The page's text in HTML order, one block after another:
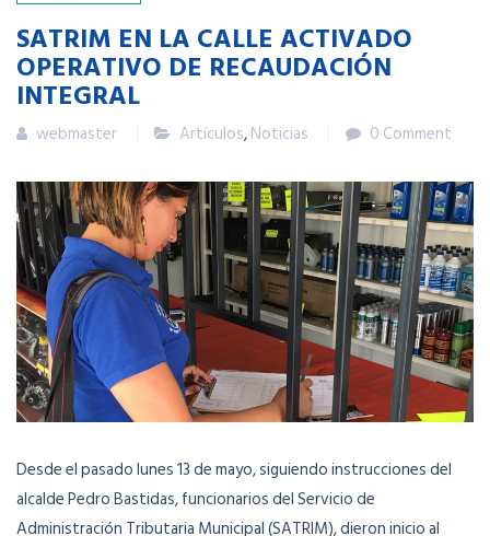
SATRIM EN LA CALLE ACTIVADO
OPERATIVO DE RECAUDACIÓN
INTEGRAL
webmaster Artículos,Noticias 0 Comment
Desde el pasado lunes 13 de mayo, siguiendo instrucciones del
alcalde Pedro Bastidas, funcionarios del Servicio de
Administración Tributaria Municipal (SATRIM), dieron inicio al